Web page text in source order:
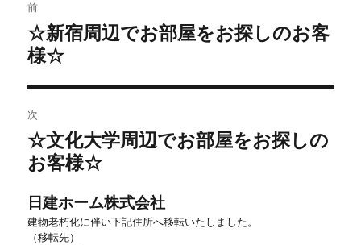
稿
ナ
ビ
ゲ
ー
シ
ョ
ン
前
前
の
投
☆新宿周辺でお部屋をお探しのお客
様☆
次
次
の
投
☆文化大学周辺でお部屋をお探しの
お客様☆
日建ホーム株式会社
建物老朽化に伴い下記住所へ移転いたしました。
（移転先）